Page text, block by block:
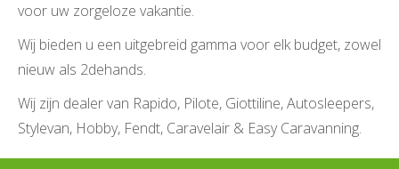
voor uw zorgeloze vakantie.
Wij bieden u een uitgebreid gamma voor elk budget, zowel
nieuw als 2dehands.
Wij zijn dealer van Rapido, Pilote, Giottiline, Autosleepers,
Stylevan, Hobby, Fendt, Caravelair & Easy Caravanning.